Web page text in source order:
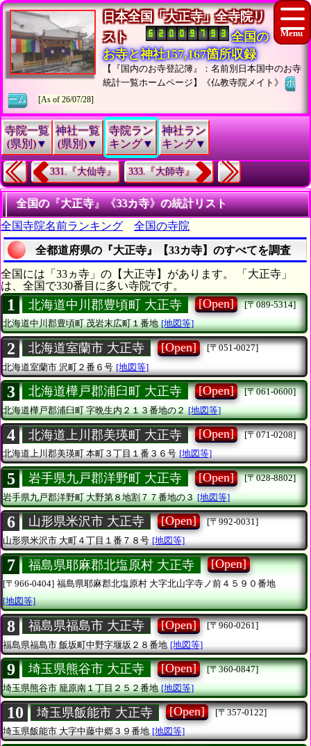
日本全国「大正寺」全寺院リ
スト
全国の
お寺と神社157,167箇所収録
【『国内のお寺登記簿』：名前別日本国中のお寺
統計一覧ホームページ】《仏教寺院メイト》ホ
ーム
[As of 26/07/28]
寺院一覧
(県別)▼
神社一覧
(県別)▼
寺院ラン
キング▼
神社ラン
キング▼
331.『大仙寺』 333.『大師寺』
全国の『大正寺』《33カ寺》の統計リスト
全国寺院名前ランキング
全国の寺院
全都道府県の『大正寺』【33カ寺】のすべてを調査
全国には「33ヵ寺」の【大正寺】があります。 「大正寺」
は、全国で330番目に多い寺院です。
1 北海道中川郡豊頃町 大正寺 [Open]
[〒089-5314]
北海道中川郡豊頃町茂岩末広町１番地 [地図等]
2 北海道室蘭市 大正寺 [Open]
[〒051-0027]
北海道室蘭市 沢町２番６号 [地図等]
3 北海道樺戸郡浦臼町 大正寺 [Open]
[〒061-0600]
北海道樺戸郡浦臼町字晩生内２１３番地の２ [地図等]
4 北海道上川郡美瑛町 大正寺 [Open]
[〒071-0208]
北海道上川郡美瑛町本町３丁目１番３６号 [地図等]
5 岩手県九戸郡洋野町 大正寺 [Open]
[〒028-8802]
岩手県九戸郡洋野町大野第８地割７７番地の３ [地図等]
6 山形県米沢市 大正寺 [Open]
[〒992-0031]
山形県米沢市 大町４丁目１番７８号 [地図等]
7 福島県耶麻郡北塩原村 大正寺 [Open]
[〒966-0404] 福島県耶麻郡北塩原村 大字北山字寺ノ前４５９０番地
[地図等]
8 福島県福島市 大正寺 [Open]
[〒960-0261]
福島県福島市 飯坂町中野字堰坂２８番地 [地図等]
9 埼玉県熊谷市 大正寺 [Open]
[〒360-0847]
埼玉県熊谷市籠原南１丁目２５２番地 [地図等]
10 埼玉県飯能市 大正寺 [Open]
[〒357-0122]
埼玉県飯能市大字中藤中郷３９番地 [地図等]